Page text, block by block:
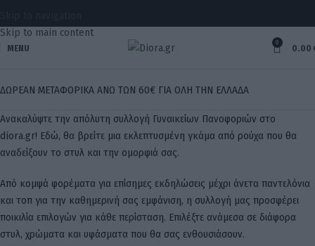
Skip to main content
MENU
0
0.00
ΔΩΡΕΑΝ ΜΕΤΑΦΟΡΙΚΑ ΑΝΩ ΤΩΝ 60€ ΓΙΑ ΟΛΗ ΤΗΝ ΕΛΛΑΔΑ
Ανακαλύψτε την απόλυτη συλλογή Γυναικείων Πανοφοριών στο
diora.gr! Εδώ, θα βρείτε μια εκλεπτυσμένη γκάμα από ρούχα που θα
αναδείξουν το στυλ και την ομορφιά σας.
Από κομψά φορέματα για επίσημες εκδηλώσεις μέχρι άνετα παντελόνια
και τοπ για την καθημερινή σας εμφάνιση, η συλλογή μας προσφέρει
ποικιλία επιλογών για κάθε περίσταση. Επιλέξτε ανάμεσα σε διάφορα
στυλ, χρώματα και υφάσματα που θα σας ενθουσιάσουν.